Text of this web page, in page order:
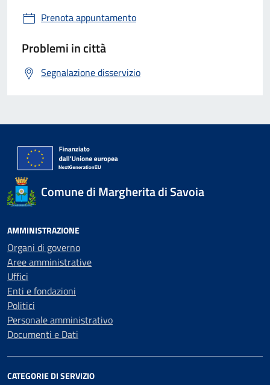
Prenota appuntamento
Problemi in città
Segnalazione disservizio
Comune di Margherita di Savoia
AMMINISTRAZIONE
Organi di governo
Aree amministrative
Uffici
Enti e fondazioni
Politici
Personale amministrativo
Documenti e Dati
CATEGORIE DI SERVIZIO